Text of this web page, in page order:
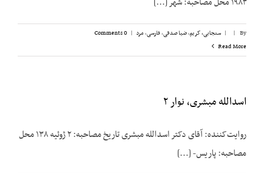
By
|
| سنجابی، کریم,ضیا صدقی,فارسی,مرد |
0 Comments
Read More
اسدالله مبشری، نوار ۲
روایت‌کننده: آقای دکتر اسدالله مبشری تاریخ مصاحبه: ۲ ژوئیه ۱۳۸ محل
مصاحبه: پاریس- [...]